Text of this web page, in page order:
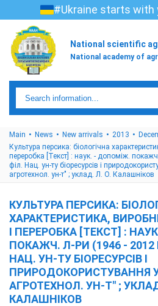
#Ukraine starts with
National scientific
National academy of
Main News New arrivals 2013
Культура персика: біологічна
переробка [Текст] : наук. - допоміж.
філ. Нац. ун-ту біоресурсів і
агротехнол. ун-т" ; уклад. Л. О. Калашніков
КУЛЬТУРА ПЕРСИКА:
ХАРАКТЕРИСТИКА,
І ПЕРЕРОБКА [ТЕКСТ] :
ПОКАЖЧ. Л-РИ (1946 - 2012
НАЦ. УН-ТУ БІОРЕСУРСІВ І
ПРИРОДОКОРИСТУВАННЯ
АГРОТЕХНОЛ. УН-Т" ;
КАЛАШНІКОВ